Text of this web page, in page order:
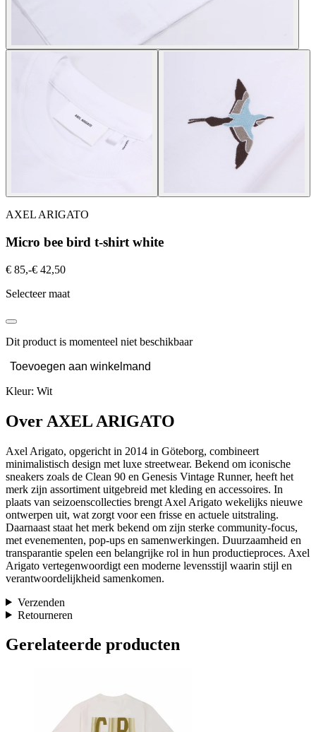
AXEL ARIGATO
Micro bee bird t-shirt white
€ 85,-€ 42,50
Selecteer maat
Dit product is momenteel niet beschikbaar
Toevoegen aan winkelmand
Kleur: Wit
Over AXEL ARIGATO
Axel Arigato, opgericht in 2014 in Göteborg, combineert
minimalistisch design met luxe streetwear. Bekend om iconische
sneakers zoals de Clean 90 en Genesis Vintage Runner, heeft het
merk zijn assortiment uitgebreid met kleding en accessoires. In
plaats van seizoenscollecties brengt Axel Arigato wekelijks nieuwe
ontwerpen uit, wat zorgt voor een frisse en actuele uitstraling.
Daarnaast staat het merk bekend om zijn sterke community-focus,
met evenementen, pop-ups en samenwerkingen. Duurzaamheid en
transparantie spelen een belangrijke rol in hun productieproces. Axel
Arigato vertegenwoordigt een moderne levensstijl waarin stijl en
verantwoordelijkheid samenkomen.
Verzenden
Retourneren
Gerelateerde producten